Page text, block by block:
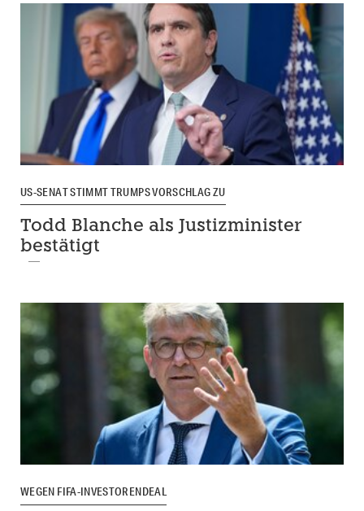
US-SENAT STIMMT TRUMPS VORSCHLAG ZU
Todd Blanche als Justizminister
bestätigt
WEGEN FIFA-INVESTORENDEAL